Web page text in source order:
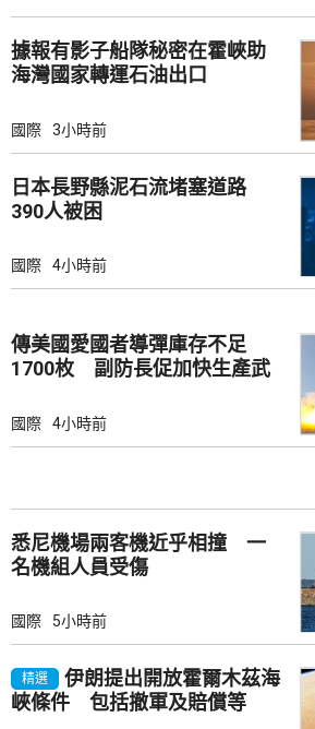
據報有影子船隊秘密在霍峽助
海灣國家轉運石油出口
國際 3小時前
日本長野縣泥石流堵塞道路
390人被困
國際 4小時前
傳美國愛國者導彈庫存不足
1700枚 副防長促加快生產武
國際 4小時前
悉尼機場兩客機近乎相撞 一
名機組人員受傷
國際 5小時前
精選
伊朗提出開放霍爾木茲海
峽條件 包括撤軍及賠償等